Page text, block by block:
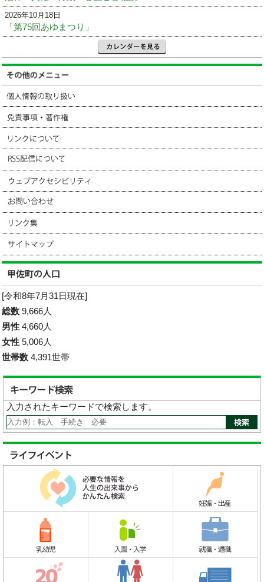
2026年10月18日
「第75回あゆまつり」
[令和8年7月31日現在]
総数 9,666人
男性 4,660人
女性 5,006人
世帯数 4,391世帯
入力されたキーワードで検索します。